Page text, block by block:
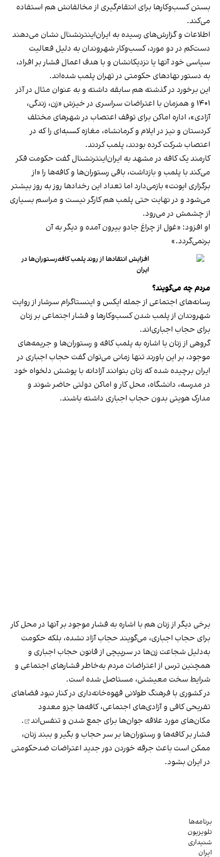
بستن کسب‌وکارها برای انتقام‌گیری از مخالفانش هم استفاده
می‌کند.
اطلاعات و گزارش‌های رسیده به ایران‌اینترنشنال نشان می‌دهند
دست‌کم در دو مورد، کسب‌وکار شهروندان به دلیل فعالیت
سیاسی خود آنها یا نزدیکانشان و با هدف اعمال فشار بر افراد،
به دستور نهادهای حکومتی در تهران پلمب شده‌اند.
این برخورد در گذشته هم سابقه داشته و به عنوان مثال در آذر
۱۴۰۱ و همزمان با اعتراضات سراسری در خیزش «زن، زندگی،
آزادی»، اداره اماکن برای توقف اعتصاب در شهرهای مختلف
کردستان و نیز در ایلام و کرمانشاه، مغازه کسبه‌ای را که در
اعتصاب شرکت کرده بودند، پلمب کردند.
کارمند یک کافه در مشهد به ایران‌اینترنشنال گفت حکومت فکر
می‌کند با پلمب و بازداشت، باقی رستوران‌ها و کافه‌ها را «از
برگزاری ایونت» بازمی‌دارد اما تعداد این رخدادها روز به روز بیشتر
می‌شود و در نهایت حتی پلمب هم کارگر نیست و مراسم بسیاری
از چشمش در می‌رود.
او افزود: «غول از چراغ جادو بیرون آمده و دیگر به آن
برنمی‎‌گردد.»
افزایش انتقادها از روند پلمب کافه‌رستوران‌ها در
ایران
مردم چه می‌گویند؟
رسانه‎‌های اجتماعی از جمله ایکس و اینستاگرام سرشار از روایت
شهروندان از پلمب شدن کسب‌وکارها و فشار اجتماعی بر زنان
برای حجاب اجباری‌اند.
گروهی از زنان با اشاره به پلمب کافه و رستوران‌ها و جریمه‌های
موجود، بر این باورند تنها زمانی می‌توان گفت حجاب اجباری در
ایران برچیده شده که زنان بتوانند آزادانه با پوشش دلخواه خود
در مدرسه، دانشگاه، محل کار و اماکن دولتی حاضر شوند و
مدارک هویتی بدون حجاب اجباری داشته باشند.
برخی دیگر از زنان هم با اشاره به فشار موجود بر آنها در محل کار
برای حجاب اجباری، می‌گویند حجاب آزاد نشده، بلکه حکومت
به‌دلیل شجاعت زن‌ها در سرپیچی از قانون حجاب اجباری و
همچنین ترس از اعتراضات مردم به‌خاطر فشارهای اجتماعی و
شرایط سخت معیشتی، مستاصل شده است.
در کشوری با فرهنگ طولانی قهوه‌‌خانه‌داری در کنار نبود فضاهای
تفریحی کافی و آزادی‌های اجتماعی، کافه‌ها جزو معدود
مکان‌های مورد علاقه جوان‌ها برای جمع شدن و تنفس‌اند
.
فشار بر کافه‌ها و رستوران‌ها بر سر حجاب و بگیر و ببند زنان،
ممکن است باعث جرقه خوردن دور جدید اعتراضات ضدحکومتی
در ایران بشود.
برنامه‌ها
تلویزیون
شنیداری
ایران